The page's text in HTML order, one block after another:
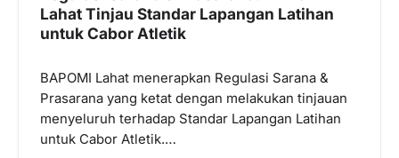
Lahat Tinjau Standar Lapangan Latihan
untuk Cabor Atletik
BAPOMI Lahat menerapkan Regulasi Sarana &
Prasarana yang ketat dengan melakukan tinjauan
menyeluruh terhadap Standar Lapangan Latihan
untuk Cabor Atletik.…